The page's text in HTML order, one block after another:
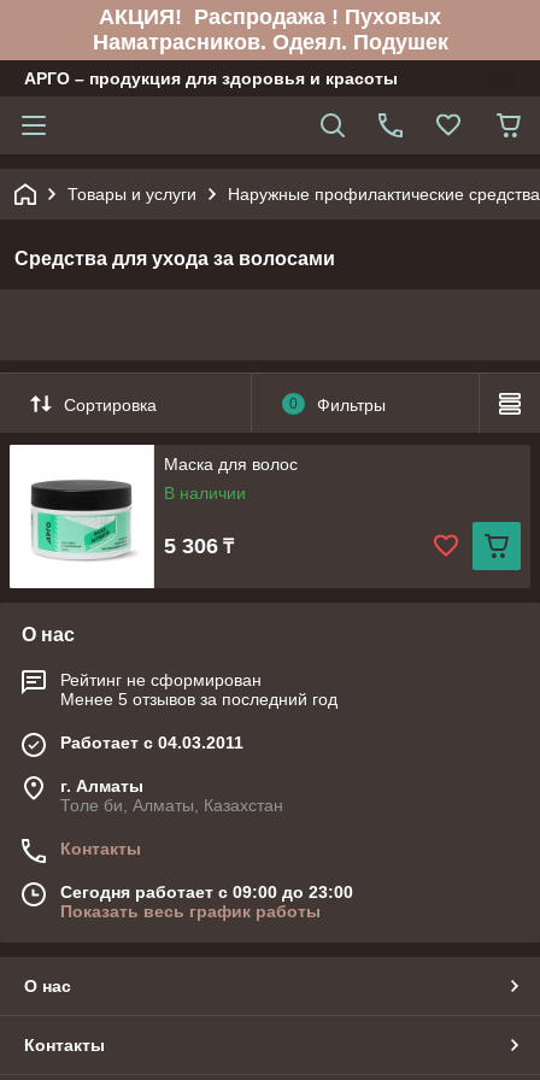
АКЦИЯ! Распродажа ! Пуховых
Наматрасников. Одеял. Подушек
АРГО – продукция для здоровья и красоты
Товары и услуги Наружные профилактические средства
Средства для ухода за волосами
Сортировка 0 Фильтры
Маска для волос
В наличии
5 306 ₸
О нас
Рейтинг не сформирован
Менее 5 отзывов за последний год
Работает с 04.03.2011
г. Алматы
Толе би, Алматы, Казахстан
Контакты
Сегодня работает с 09:00 до 23:00
Показать весь график работы
О нас
Контакты